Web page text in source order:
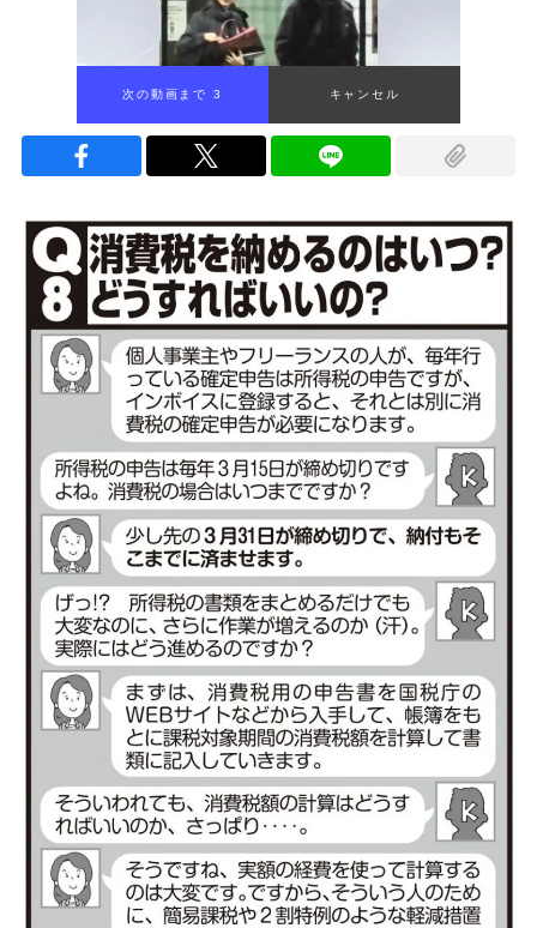
次の動画まで 1 キャンセル